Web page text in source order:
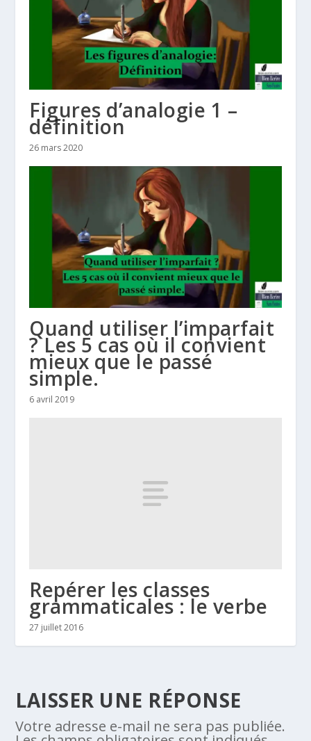
Figures d’analogie 1 –
définition
26 mars 2020
Quand utiliser l’imparfait
? Les 5 cas où il convient
mieux que le passé
simple.
6 avril 2019
Repérer les classes
grammaticales : le verbe
27 juillet 2016
LAISSER UNE RÉPONSE
Votre adresse e-mail ne sera pas publiée.